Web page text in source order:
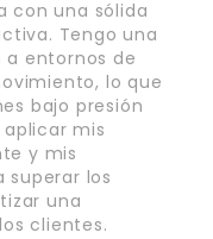
con una sólida
Tengo una
entornos de
lo que
bajo presión
mis
y mis
los
una
clientes.